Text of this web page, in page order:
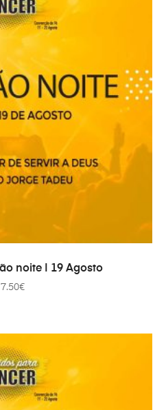
WARENKORB
noite | 19 Agosto
7.50€